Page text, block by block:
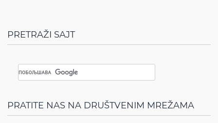
PRETRAŽI SAJT
PRATITE NAS NA DRUŠTVENIM MREŽAMA